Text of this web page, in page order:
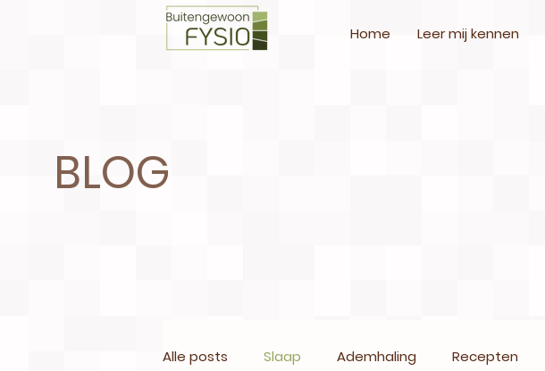
Home Leer mij kennen
BLOG
Alle posts Slaap Ademhaling Recepten